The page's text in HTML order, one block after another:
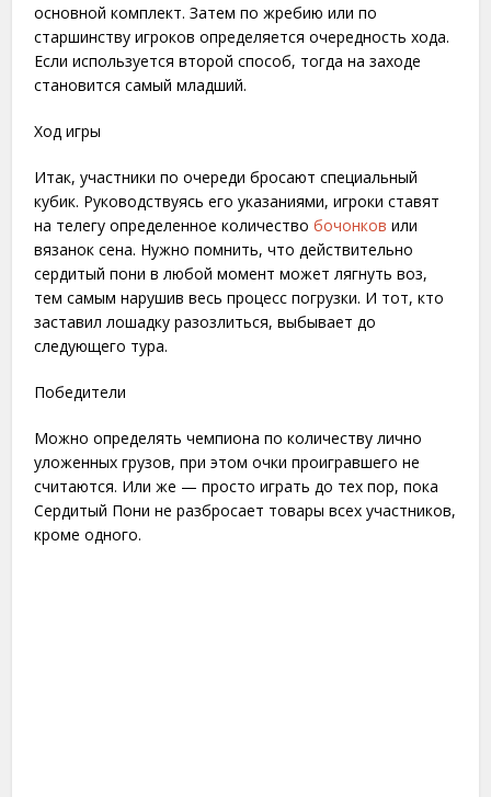
основной комплект. Затем по жребию или по
старшинству игроков определяется очередность хода.
Если используется второй способ, тогда на заходе
становится самый младший.
Ход игры
Итак, участники по очереди бросают специальный
кубик. Руководствуясь его указаниями, игроки ставят
на телегу определенное количествобочонков или
вязанок сена. Нужно помнить, что действительно
сердитый пони в любой момент может лягнуть воз,
тем самым нарушив весь процесс погрузки. И тот, кто
заставил лошадку разозлиться, выбывает до
следующего тура.
Победители
Можно определять чемпиона по количеству лично
уложенных грузов, при этом очки проигравшего не
считаются. Или же — просто играть до тех пор, пока
Сердитый Пони не разбросает товары всех участников,
кроме одного.